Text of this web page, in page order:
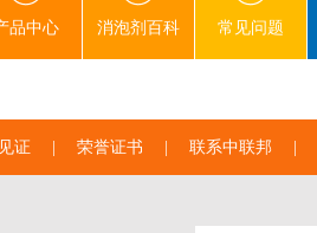
品中心 消泡剂百科 常见问题
证 荣誉证书 联系中联邦